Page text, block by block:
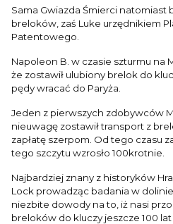
Sama Gwiazda Śmierci natomiast
breloków, zaś Luke urzędnikiem
Patentowego.
Napoleon B. w czasie szturmu na
że zostawił ulubiony brelok do
pędy wracać do Paryża.
Jeden z pierwszych zdobywców
nieuwagę zostawił transport z
zapłatę szerpom. Od tego czasu
tego szczytu wzrosło 100krotnie.
Najbardziej znany z historyków
Lock prowadząc badania w
niezbite dowody na to, iż nasi
breloków do kluczy jeszcze 100